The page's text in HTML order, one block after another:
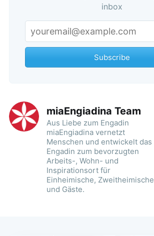
inbox
Subscribe
miaEngiadina Team
Aus Liebe zum Engadin
miaEngiadina vernetzt
Menschen und entwickelt das
Engadin zum bevorzugten
Arbeits-, Wohn- und
Inspirationsort für
Einheimische, Zweitheimische
und Gäste.